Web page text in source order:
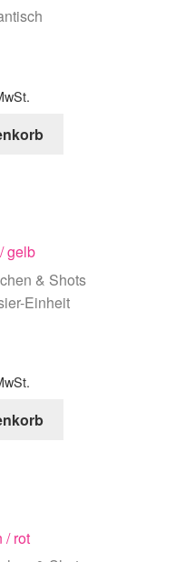
gelb
& Shots
Einheit
/ rot